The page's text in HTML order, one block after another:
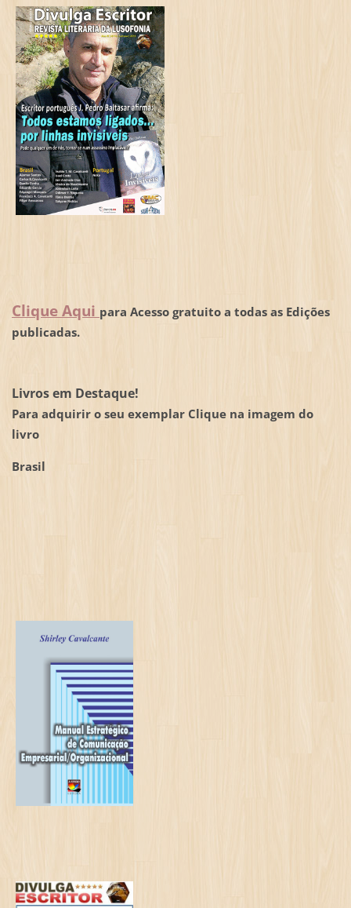
Clique Aqui para Acesso gratuito a todas as Edições
publicadas.
Livros em Destaque!
Para adquirir o seu exemplar Clique na imagem do
livro
Brasil